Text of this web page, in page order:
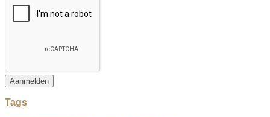
Tags